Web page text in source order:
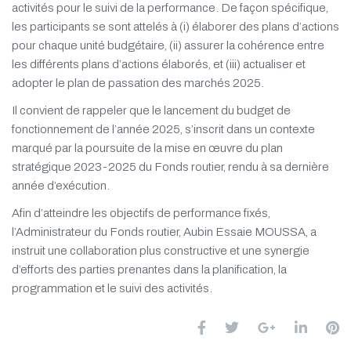
activités pour le suivi de la performance. De façon spécifique,
les participants se sont attelés à (i) élaborer des plans d’actions
pour chaque unité budgétaire, (ii) assurer la cohérence entre
les différents plans d’actions élaborés, et (iii) actualiser et
adopter le plan de passation des marchés 2025.
Il convient de rappeler que le lancement du budget de
fonctionnement de l’année 2025, s’inscrit dans un contexte
marqué par la poursuite de la mise en œuvre du plan
stratégique 2023-2025 du Fonds routier, rendu à sa dernière
année d’exécution.
Afin d’atteindre les objectifs de performance fixés,
l’Administrateur du Fonds routier, Aubin Essaie MOUSSA, a
instruit une collaboration plus constructive et une synergie
d’efforts des parties prenantes dans la planification, la
programmation et le suivi des activités.